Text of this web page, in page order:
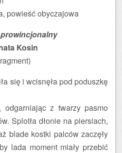
powieść obyczajowa
Kosin
się i wcisnęła pod poduszkę
odgarniając z twarzy pasmo
Splotła dłonie na piersiach,
blade kostki palców zaczęły
lada moment miały przebić